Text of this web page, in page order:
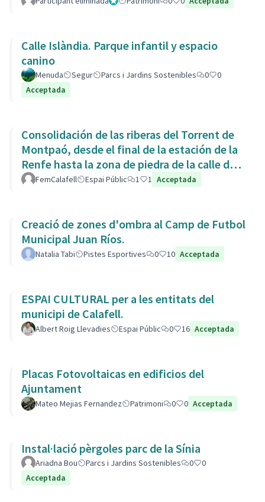
Calle Islàndia. Parque infantil y espacio
canino
Menuda Segur Parcs i Jardins Sostenibles 0
0
Acceptada
Consolidación de las riberas del Torrent de
Montpaó, desde el final de la estación de la
Renfe hasta la zona de piedra de la calle de
L’Estany.
FemCalafell Espai Públic 1 1 Acceptada
Creació de zones d'ombra al Camp de Futbol
Municipal Juan Ríos.
Natalia Tabi Pistes Esportives 0 10 Acceptada
ESPAI CULTURAL per a les entitats del
municipi de Calafell.
Albert Roig Llevadies Espai Públic 0 16 Acceptada
Placas Fotovoltaicas en edificios del
Ajuntament
Mateo Mejias Fernandez Patrimoni 0 0 Acceptada
Instal·lació pèrgoles parc de la Sínia
Ariadna Bou Parcs i Jardins Sostenibles 0
0
Acceptada